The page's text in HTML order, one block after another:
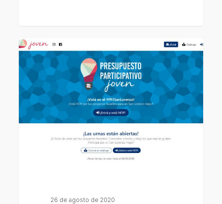
Está
en
marcha
la
votación
del
Participativo
26 de agosto de 2020